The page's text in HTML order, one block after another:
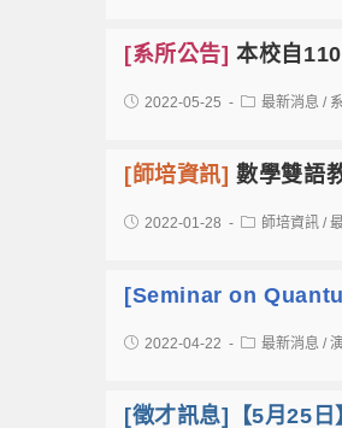
[系所公告]本校自
2022-05-25 最新消息 /
[師培資訊]數學雙語
2022-01-28 師培資訊 /
[Seminar on
2022-04-22 最新消息 /
[徵才訊息]【5月25